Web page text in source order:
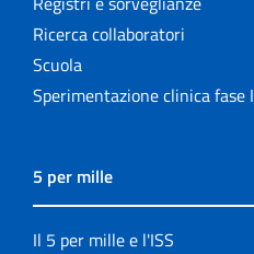
Ricerca collaboratori
Scuola
Sperimentazione clinica fase I
5 per mille
Il 5 per mille e l'ISS